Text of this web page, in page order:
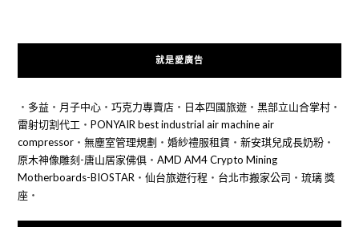
就是愛廣告
‧ 多益‧ 月子中心‧ 巧克力專賣店‧ 日本四國旅遊‧ 黑部立山合掌村‧
雷射切割代工 ‧ PONYAIR best industrial air machine air
compressor‧ 無塵室管理規劃 ‧ 婚紗禮服租賃‧ 新安琪兒成長奶粉‧
原木神像雕刻-唐山居家佛俱‧ AMD AM4 Crypto Mining
Motherboards-BIOSTAR ‧ 仙台旅遊行程 ‧ 台北市搬家公司 ‧ 琉璃 獎
座‧